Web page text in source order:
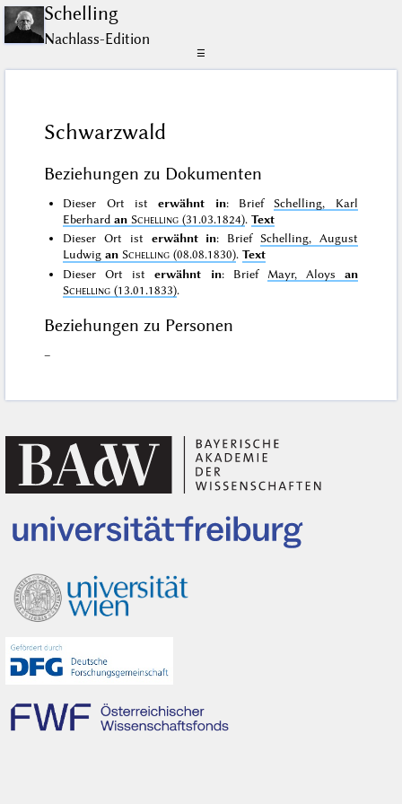
Schelling
Nachlass-Edition
☰
Schwarzwald
Beziehungen zu Dokumenten
Dieser Ort isterwähnt in: Brief Schelling, Karl
Eberhardan Schelling (31.03.1824).Text
Dieser Ort ist erwähnt in: Brief Schelling, August
Ludwigan Schelling (08.08.1830).Text
Dieser Ort isterwähnt in: Brief Mayr, Aloys an
Schelling (13.01.1833).
Beziehungen zu Personen
–